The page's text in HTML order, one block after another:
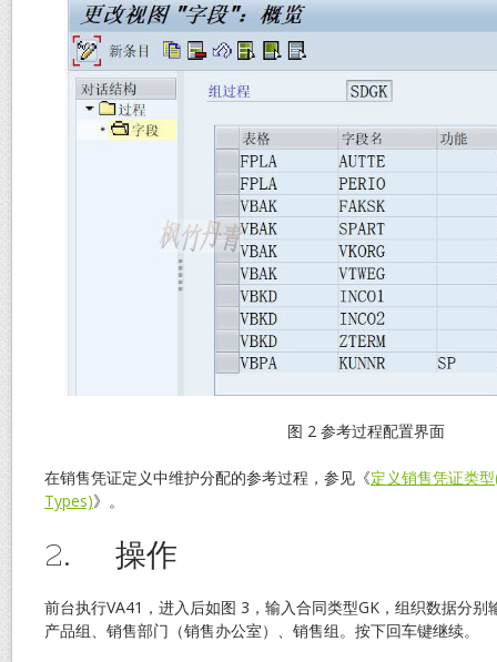
图 2 参考过程配置界面
在销售凭证定义中维护分配的参考过程，参见《定义销售凭证类
Types)》。
2. 操作
前台执行VA41，进入后如图 3，输入合同类型GK，组织数据分别
产品组、销售部门（销售办公室）、销售组。按下回车键继续。